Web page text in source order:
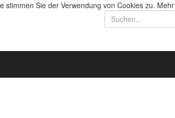
stimmen Sie der Verwendung von Cookies zu.